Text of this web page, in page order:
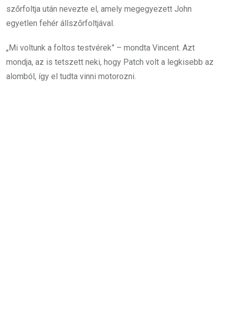
szőrfoltja után nevezte el, amely megegyezett John
egyetlen fehér állszőrfoltjával.
„Mi voltunk a foltos testvérek” – mondta Vincent. Azt
mondja, az is tetszett neki, hogy Patch volt a legkisebb az
alomból, így el tudta vinni motorozni.